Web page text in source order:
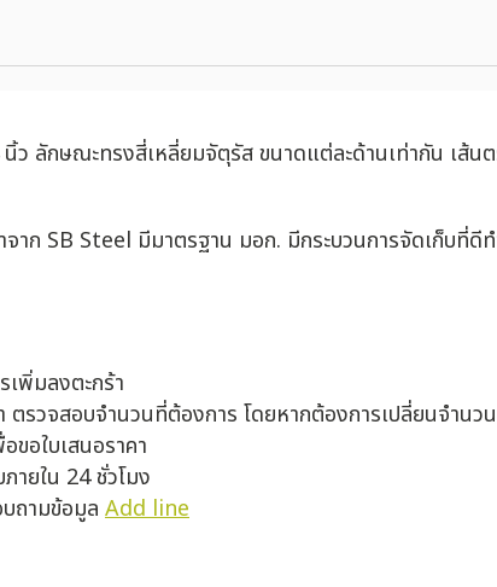
ลักษณะทรงสี่เหลี่ยมจัตุรัส ขนาดแต่ละด้านเท่ากัน เส้นต
จาก SB Steel มีมาตรฐาน มอก. มีกระบวนการจัดเก็บที่
เพิ่มลงตะกร้า
ตรวจสอบจำนวนที่ต้องการ โดยหากต้องการเปลี่ยนจำน
ขอใบเสนอราคา
ายใน 24 ชั่วโมง
ถามข้อมูล Add line